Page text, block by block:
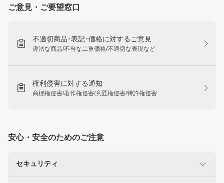
ご意見・ご要望窓口
不適切商品･表記･価格に対するご意見
違法な商品/不当な二重価格/不適切な表現など
権利侵害に対する通知
商標権侵害/著作権侵害/意匠権侵害/特許権侵害
安心・安全のためのご注意
セキュリティ